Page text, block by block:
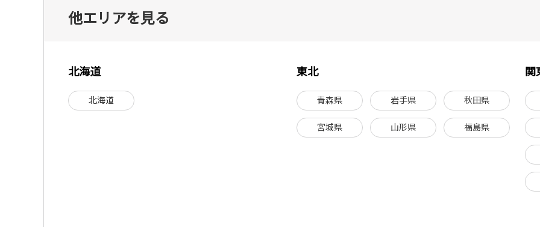
他エリアを見る
北海道
北海道
東北
青森県 岩手県 秋田県
宮城県 山形県 福島県
関